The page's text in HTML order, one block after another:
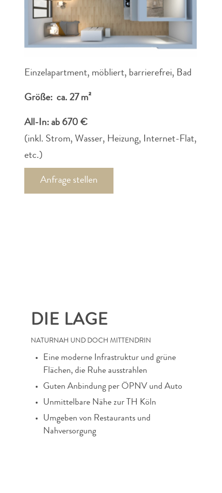
Einzelapartment, möbliert, barrierefrei, Bad
Größe: ca. 27 m²
All-In: ab 670 €
(inkl. Strom, Wasser, Heizung, Internet-Flat,
etc.)
Anfrage stellen
DIE LAGE
NATURNAH UND DOCH MITTENDRIN
Eine moderne Infrastruktur und grüne
Flächen, die Ruhe ausstrahlen
Guten Anbindung per ÖPNV und Auto
Unmittelbare Nähe zur TH Köln
Umgeben von Restaurants und
Nahversorgung